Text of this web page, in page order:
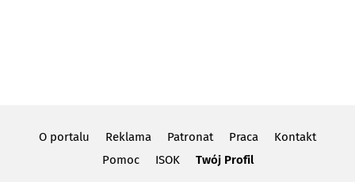
O portalu Reklama Patronat Praca
Kontakt
Pomoc
ISOK Twój Profil